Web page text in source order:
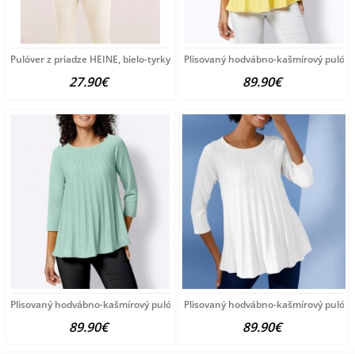
Pulóver z priadze HEINE, bielo-tyrkysový
27.90€
Plisovaný hodvábno-kašmírový
89.90€
Plisovaný hodvábno-kašmírový pulóver vzhľadom Création
89.90€
Plisovaný hodvábno-kašmírový
89.90€